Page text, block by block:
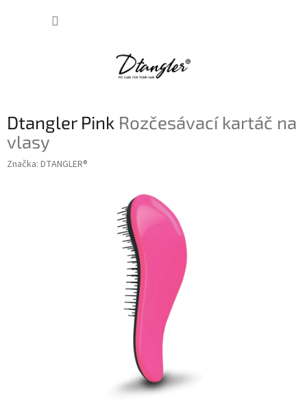
Dtangler Pink Rozčesávací kartáč na
vlasy
Značka: DTANGLER®